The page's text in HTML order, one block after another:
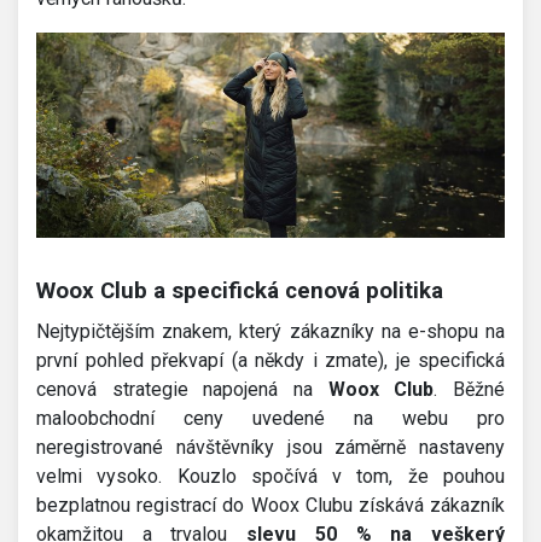
Woox Club a specifická cenová politika
Nejtypičtějším znakem, který zákazníky na e-shopu na
první pohled překvapí (a někdy i zmate), je specifická
cenová strategie napojená na Woox Club. Běžné
maloobchodní ceny uvedené na webu pro
neregistrované návštěvníky jsou záměrně nastaveny
velmi vysoko. Kouzlo spočívá v tom, že pouhou
bezplatnou registrací do Woox Clubu získává zákazník
okamžitou a trvalou slevu 50 % na veškerý